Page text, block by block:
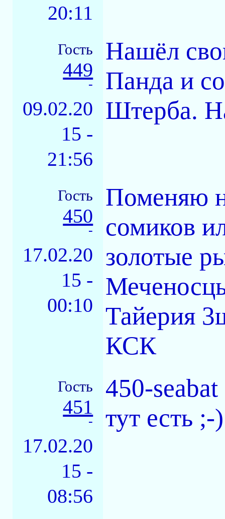
20:11
Гость
449
-
09.02.20
15 -
21:56
Нашёл
Панда и
Штерба.
Гость
450
-
17.02.20
15 -
00:10
Поменяю
сомиков
золотые
Тайерия
КСК
Гость
451
-
17.02.20
15 -
08:56
450-
тут есть ;-)